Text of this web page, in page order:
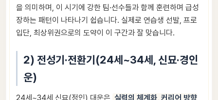
을 의미하며, 이 시기에 강한 팀·선수들과 함께 훈련하며 급성
장하는 패턴이 나타나기 쉽습니다. 실제로 연습생 선발, 프로
입단, 최상위권으로의 도약이 이 구간과 잘 맞습니다.
2) 전성기·전환기(24세~34세, 신묘·경인
운)
24세~34세 신묘(정인) 대운은 실력의 체계화, 커리어 방향